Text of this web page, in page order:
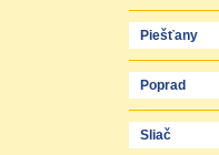
Piešťany
Poprad
Sliač